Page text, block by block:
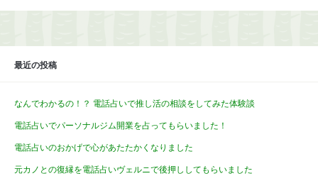
最近の投稿
なんでわかるの！？ 電話占いで推し活の相談をしてみた体験談
電話占いでパーソナルジム開業を占ってもらいました！
電話占いのおかげで心があたたかくなりました
元カノとの復縁を電話占いヴェルニで後押ししてもらいました